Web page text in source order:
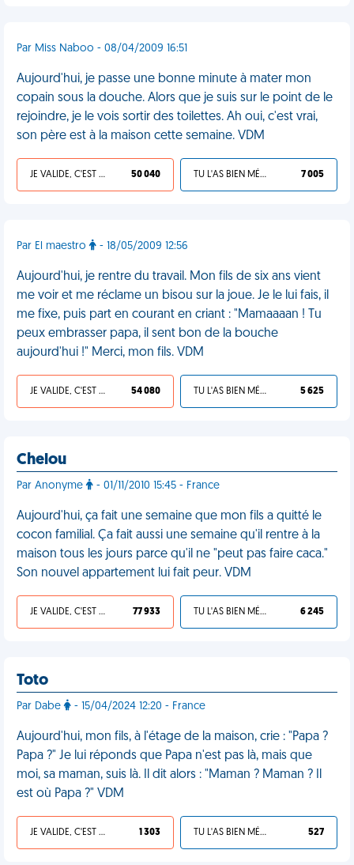
Par Miss Naboo - 08/04/2009 16:51
Aujourd'hui, je passe une bonne minute à mater mon
copain sous la douche. Alors que je suis sur le point de le
rejoindre, je le vois sortir des toilettes. Ah oui, c'est vrai,
son père est à la maison cette semaine. VDM
JE VALIDE, C'EST UNE VDM 50 040 TU L'AS BIEN MÉRITÉ 7 005
Par El maestro - 18/05/2009 12:56
Aujourd'hui, je rentre du travail. Mon fils de six ans vient
me voir et me réclame un bisou sur la joue. Je le lui fais, il
me fixe, puis part en courant en criant : "Mamaaaan ! Tu
peux embrasser papa, il sent bon de la bouche
aujourd'hui !" Merci, mon fils. VDM
JE VALIDE, C'EST UNE VDM 54 080 TU L'AS BIEN MÉRITÉ 5 625
Chelou
Par Anonyme - 01/11/2010 15:45 - France
Aujourd'hui, ça fait une semaine que mon fils a quitté le
cocon familial. Ça fait aussi une semaine qu'il rentre à la
maison tous les jours parce qu'il ne "peut pas faire caca."
Son nouvel appartement lui fait peur. VDM
JE VALIDE, C'EST UNE VDM 77 933 TU L'AS BIEN MÉRITÉ 6 245
Toto
Par Dabe - 15/04/2024 12:20 - France
Aujourd'hui, mon fils, à l'étage de la maison, crie : "Papa ?
Papa ?" Je lui réponds que Papa n'est pas là, mais que
moi, sa maman, suis là. Il dit alors : "Maman ? Maman ? Il
est où Papa ?" VDM
JE VALIDE, C'EST UNE VDM 1 303 TU L'AS BIEN MÉRITÉ 527